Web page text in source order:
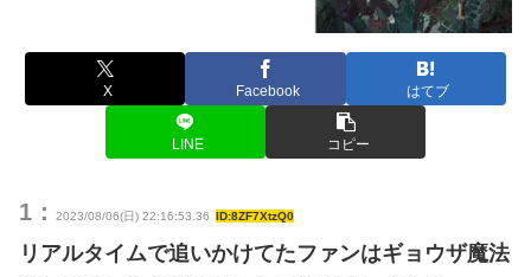
X Facebook はてブ
LINE コピー
1： 2023/08/06(日) 22:16:53.36 ID:8ZF7XtzQ0
リアルタイムで追いかけてたファンはギョウザ魔法